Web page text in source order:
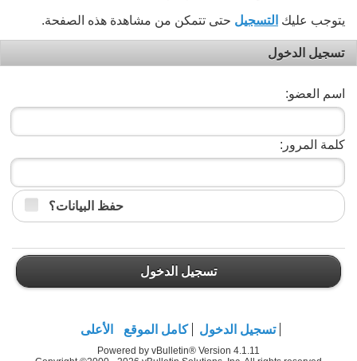
يتوجب عليك التسجيل حتى تتمكن من مشاهدة هذه الصفحة.
تسجيل الدخول
اسم العضو:
كلمة المرور:
حفظ البيانات؟
تسجيل الدخول
تسجيل الدخول كامل الموقع الأعلى
Powered by vBulletin® Version 4.1.11